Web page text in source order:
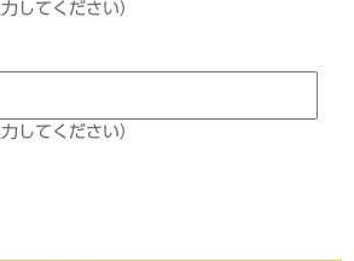
してください）
してください）